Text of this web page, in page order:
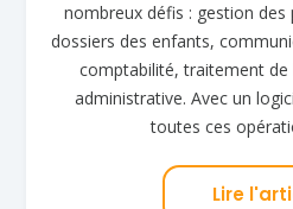
nombreux défis : gestion
dossiers des enfants,
comptabilité, traitement
administrative. Avec un
toutes ces
Lire